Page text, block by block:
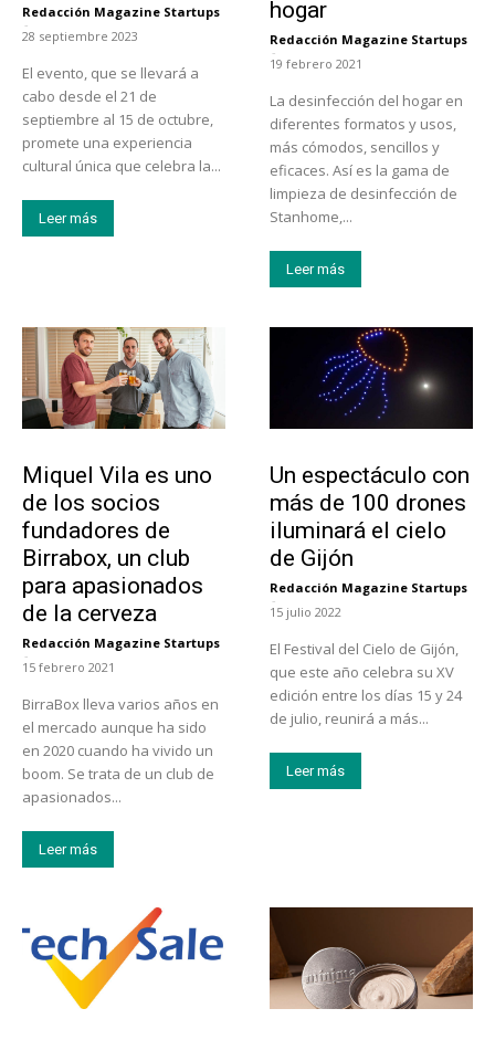
Redacción Magazine Startups
-
28 septiembre 2023
El evento, que se llevará a
cabo desde el 21 de
septiembre al 15 de octubre,
promete una experiencia
cultural única que celebra la...
Leer más
hogar
Redacción Magazine Startups
-
19 febrero 2021
La desinfección del hogar en
diferentes formatos y usos,
más cómodos, sencillos y
eficaces. Así es la gama de
limpieza de desinfección de
Stanhome,...
Leer más
Miquel Vila es uno
de los socios
fundadores de
Birrabox, un club
para apasionados
de la cerveza
Redacción Magazine Startups
-
15 febrero 2021
BirraBox lleva varios años en
el mercado aunque ha sido
en 2020 cuando ha vivido un
boom. Se trata de un club de
apasionados...
Leer más
Un espectáculo con
más de 100 drones
iluminará el cielo
de Gijón
Redacción Magazine Startups
-
15 julio 2022
El Festival del Cielo de Gijón,
que este año celebra su XV
edición entre los días 15 y 24
de julio, reunirá a más...
Leer más